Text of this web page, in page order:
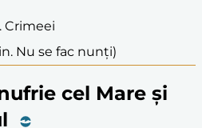
Crimeei
Nu se fac nunți)
cel Mare și